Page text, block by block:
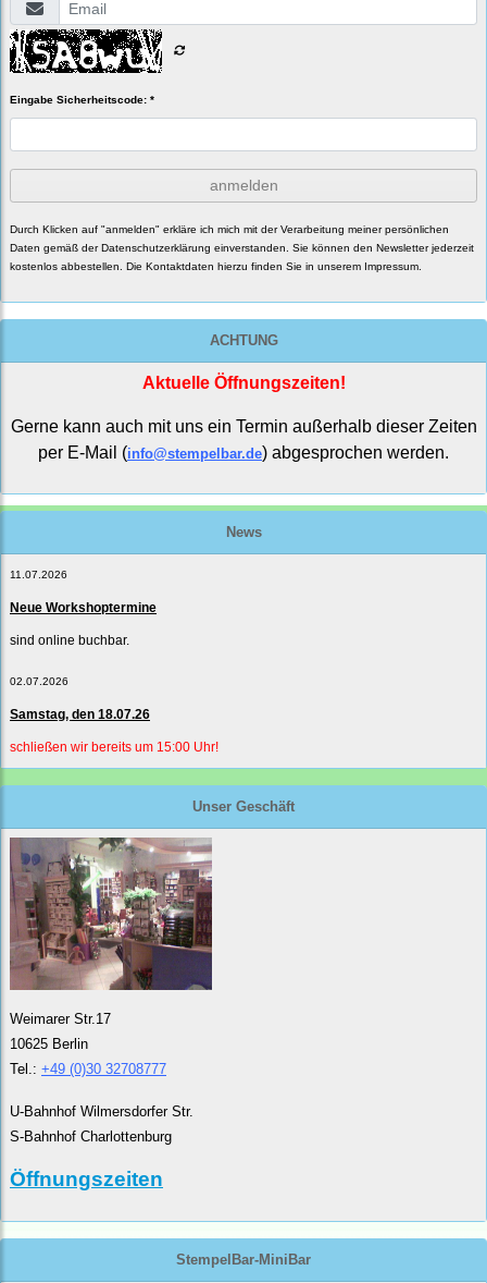
Eingabe Sicherheitscode: *
anmelden
Durch Klicken auf "anmelden" erkläre ich mich mit der Verarbeitung meiner persönlichen
Daten gemäß der Datenschutzerklärung einverstanden. Sie können den Newsletter jederzeit
kostenlos abbestellen. Die Kontaktdaten hierzu finden Sie in unserem Impressum.
ACHTUNG
Aktuelle Öffnungszeiten!
Gerne kann auch mit uns ein Termin außerhalb dieser Zeiten
per E-Mail (info@stempelbar.de) abgesprochen werden.
News
11.07.2026
Neue Workshoptermine
sind online buchbar.
02.07.2026
Samstag, den 18.07.26
schließen wir bereits um 15:00 Uhr!
Unser Geschäft
Weimarer Str.17
10625 Berlin
Tel.: +49 (0)30 32708777
U-Bahnhof Wilmersdorfer Str.
S-Bahnhof Charlottenburg
Öffnungszeiten
StempelBar-MiniBar